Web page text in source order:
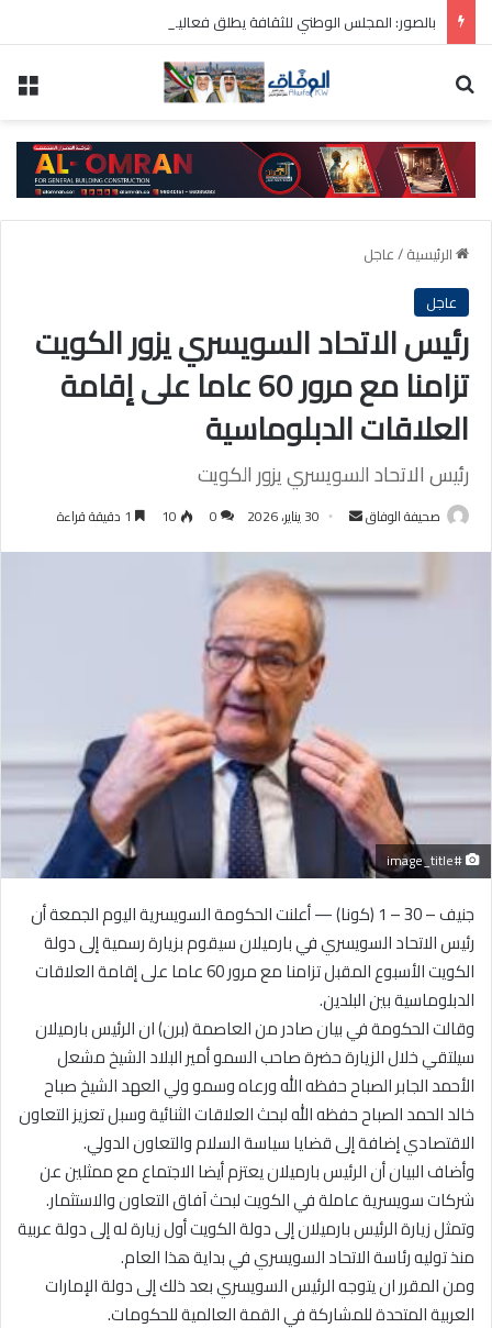
الرئيسية/عاجل
عاجل
رئيس الاتحاد السويسري يزور الكويت
تزامنا مع مرور 60 عاما على إقامة
العلاقات الدبلوماسية
رئيس الاتحاد السويسري يزور الكويت
صحيفة الوفاق
أرسل 30 يناير، 2026 0
10
#image_title
جنيف – 30 – 1 (كونا) — أعلنت الحكومة السويسرية اليوم الجمعة أن
رئيس الاتحاد السويسري في بارميلان سيقوم بزيارة رسمية إلى دولة
الكويت الأسبوع المقبل تزامنا مع مرور 60 عاما على إقامة العلاقات
الدبلوماسية بين البلدين.
وقالت الحكومة في بيان صادر من العاصمة (برن) ان الرئيس بارميلان
سيلتقي خلال الزيارة حضرة صاحب السمو أمير البلاد الشيخ مشعل
الأحمد الجابر الصباح حفظه الله ورعاه وسمو ولي العهد الشيخ صباح
خالد الحمد الصباح حفظه الله لبحث العلاقات الثنائية وسبل تعزيز التعاون
الاقتصادي إضافة إلى قضايا سياسة السلام والتعاون الدولي.
وأضاف البيان أن الرئيس بارميلان يعتزم أيضا الاجتماع مع ممثلين عن
شركات سويسرية عاملة في الكويت لبحث آفاق التعاون والاستثمار.
وتمثل زيارة الرئيس بارميلان إلى دولة الكويت أول زيارة له إلى دولة عربية
منذ توليه رئاسة الاتحاد السويسري في بداية هذا العام.
ومن المقرر ان يتوجه الرئيس السويسري بعد ذلك إلى دولة الإمارات
العربية المتحدة للمشاركة في القمة العالمية للحكومات.